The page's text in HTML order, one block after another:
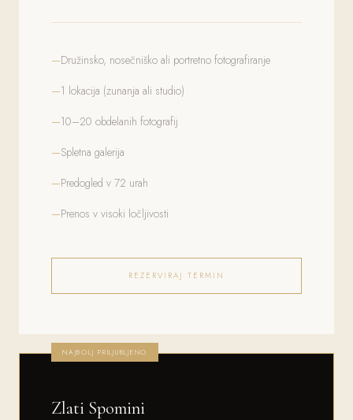
Družinsko, nosečniško ali portretno fotografiranje
1 lokacija (zunanja ali studio)
10–20 obdelanih fotografij
Spletna galerija
Predogled v 72 urah
Prenos v visoki ločljivosti
REZERVIRAJ TERMIN
NAJBOLJ PRILJUBLJENO
Zlati Spomini